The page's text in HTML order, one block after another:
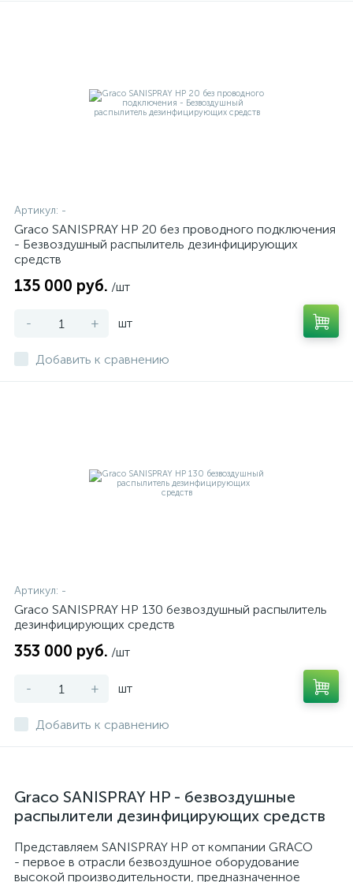
Артикул: -
Graco SANISPRAY HP 20 без проводного подключения
- Безвоздушный распылитель дезинфицирующих
средств
135 000 руб. /шт
- + шт
Добавить к сравнению
Артикул: -
Graco SANISPRAY HP 130 безвоздушный распылитель
дезинфицирующих средств
353 000 руб. /шт
- + шт
Добавить к сравнению
Graco SANISPRAY HP - безвоздушные
распылители дезинфицирующих средств
Представляем SANISPRAY HP от компании GRACO
- первое в отрасли безвоздушное оборудование
высокой производительности, предназначенное